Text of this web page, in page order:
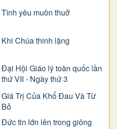
Tình yêu muôn thuở
Khi Chúa thinh lặng
Đại Hội Giáo lý toàn quốc lần
thứ VII - Ngày thứ 3
Giá Trị Của Khổ Ðau Và Từ
Bỏ
Đức tin lớn lên trong giông